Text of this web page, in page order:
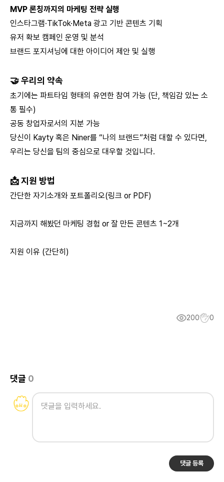
MVP 론칭까지의 마케팅 전략 실행
인스타그램·TikTok·Meta 광고 기반 콘텐츠 기획
유저 확보 캠페인 운영 및 분석
브랜드 포지셔닝에 대한 아이디어 제안 및 실행
🤝 우리의 약속
초기에는 파트타임 형태의 유연한 참여 가능 (단, 책임감 있는 소
통 필수)
공동 창업자로서의 지분 가능
당신이 Kayty 혹은 Niner를 “나의 브랜드”처럼 대할 수 있다면,
우리는 당신을 팀의 중심으로 대우할 것입니다.
📩 지원 방법
간단한 자기소개와 포트폴리오(링크 or PDF)
지금까지 해봤던 마케팅 경험 or 잘 만든 콘텐츠 1~2개
지원 이유 (간단히)
200 0
댓글 0
댓글 등록